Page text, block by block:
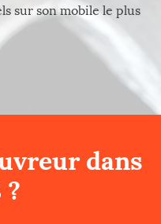
sur son mobile le plus
dans
?